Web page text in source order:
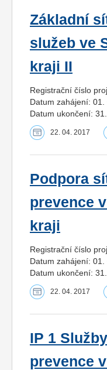
Základní
služeb ve
kraji II
Registrační číslo
Datum zahájení: 01.
Datum ukončení:
22. 04. 2017
Podpora
prevence
kraji
Registrační číslo
Datum zahájení: 01.
Datum ukončení:
22. 04. 2017
IP 1
prevence